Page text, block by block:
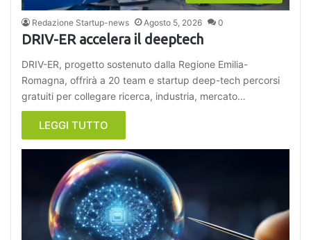
Redazione Startup-news Agosto 5, 2026 0
DRIV-ER accelera il deeptech
DRIV-ER, progetto sostenuto dalla Regione Emilia-
Romagna, offrirà a 20 team e startup deep-tech percorsi
gratuiti per collegare ricerca, industria, mercato…
LEGGI TUTTO